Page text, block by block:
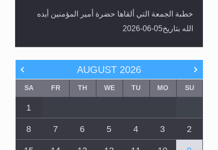
خطبة الجمعة التي ألقاها حضرة أمير المؤمنين أيده
الله بتاريخ05-06-2026
AUGUST 2026
SU
MO
TU
WE
TH
FR
SA
1
2
3
4
5
6
7
8